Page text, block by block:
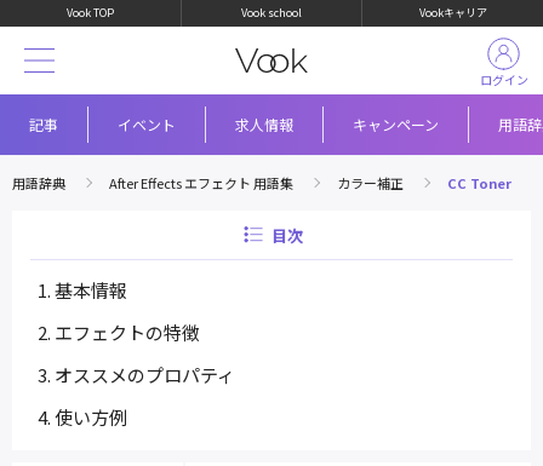
Vook TOP Vook school Vookキャリア
記事 イベント 求人情報 キャンペーン 用語
ログイン
用語辞典 After Effects エフェクト 用語集 カラー補正 CC Toner
目次
基本情報
エフェクトの特徴
オススメのプロパティ
使い方例